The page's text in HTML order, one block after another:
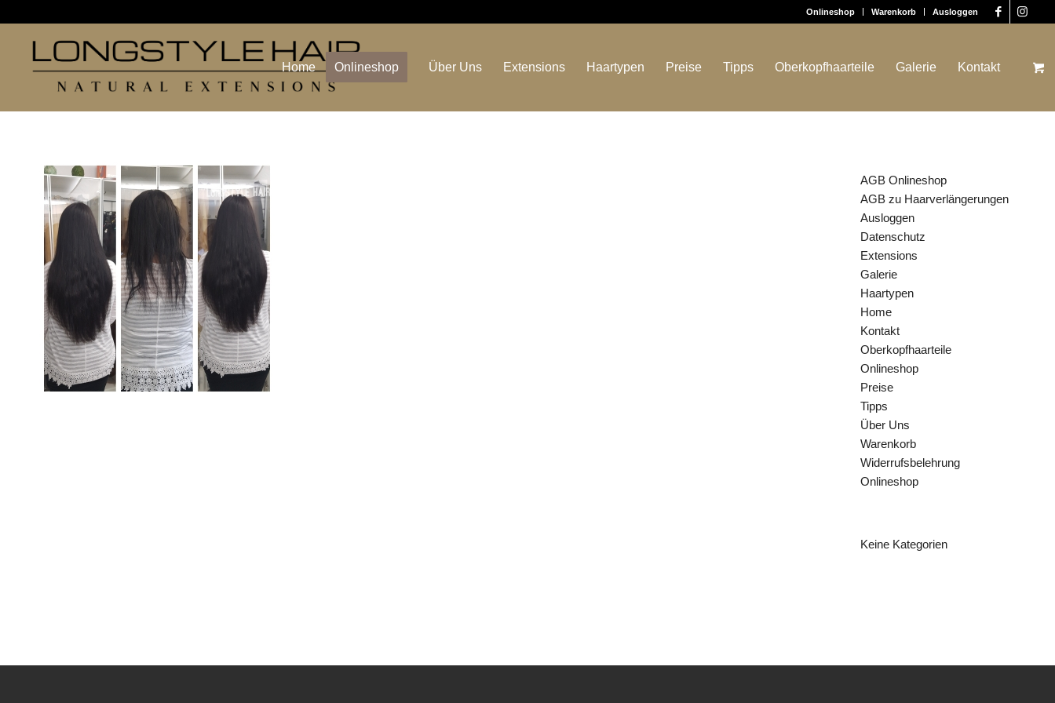
Onlineshop Warenkorb Ausloggen
Home Onlineshop Über Uns Extensions Haartypen Preise Tipps Oberkopfhaarteile Galerie Kontakt
AGB Onlineshop
AGB zu Haarverlängerungen
Ausloggen
Datenschutz
Extensions
Galerie
Haartypen
Home
Kontakt
Oberkopfhaarteile
Onlineshop
Preise
Tipps
Über Uns
Warenkorb
Widerrufsbelehrung
Onlineshop
Keine Kategorien